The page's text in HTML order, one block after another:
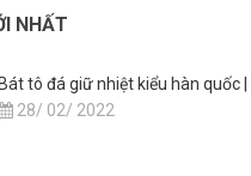
NHẤT
Bát tô đá giữ nhiệt kiểu hàn quốc
28/ 02/ 2022